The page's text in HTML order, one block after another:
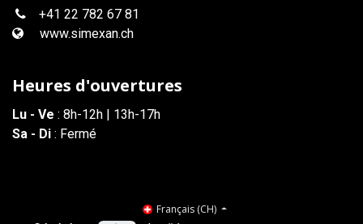
+41 22 782 67 81
www.simexan.ch
Heures d'ouvertures
Lu - Ve : 8h-12h | 13h-17h
Sa - Di : Fermé
Français (CH)